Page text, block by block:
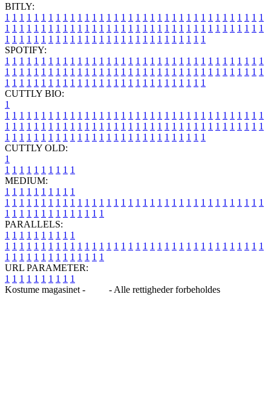
BITLY:
1 1 1 1 1 1 1 1 1 1 1 1 1 1 1 1 1 1 1 1 1 1 1 1 1 1 1 1 1 1 1 1 1 1 1 1
1 1 1 1 1 1 1 1 1 1 1 1 1 1 1 1 1 1 1 1 1 1 1 1 1 1 1 1 1 1 1 1 1 1 1 1
1 1 1 1 1 1 1 1 1 1 1 1 1 1 1 1 1 1 1 1 1 1 1 1 1 1 1 1
SPOTIFY:
1 1 1 1 1 1 1 1 1 1 1 1 1 1 1 1 1 1 1 1 1 1 1 1 1 1 1 1 1 1 1 1 1 1 1 1
1 1 1 1 1 1 1 1 1 1 1 1 1 1 1 1 1 1 1 1 1 1 1 1 1 1 1 1 1 1 1 1 1 1 1 1
1 1 1 1 1 1 1 1 1 1 1 1 1 1 1 1 1 1 1 1 1 1 1 1 1 1 1 1
CUTTLY BIO:
1
1 1 1 1 1 1 1 1 1 1 1 1 1 1 1 1 1 1 1 1 1 1 1 1 1 1 1 1 1 1 1 1 1 1 1 1
1 1 1 1 1 1 1 1 1 1 1 1 1 1 1 1 1 1 1 1 1 1 1 1 1 1 1 1 1 1 1 1 1 1 1 1
1 1 1 1 1 1 1 1 1 1 1 1 1 1 1 1 1 1 1 1 1 1 1 1 1 1 1 1
CUTTLY OLD:
1
1 1 1 1 1 1 1 1 1 1
MEDIUM:
1 1 1 1 1 1 1 1 1 1
1 1 1 1 1 1 1 1 1 1 1 1 1 1 1 1 1 1 1 1 1 1 1 1 1 1 1 1 1 1 1 1 1 1 1 1
1 1 1 1 1 1 1 1 1 1 1 1 1 1
PARALLELS:
1 1 1 1 1 1 1 1 1 1
1 1 1 1 1 1 1 1 1 1 1 1 1 1 1 1 1 1 1 1 1 1 1 1 1 1 1 1 1 1 1 1 1 1 1 1
1 1 1 1 1 1 1 1 1 1 1 1 1 1
URL PARAMETER:
1 1 1 1 1 1 1 1 1 1
Kostume magasinet -
- Alle rettigheder forbeholdes